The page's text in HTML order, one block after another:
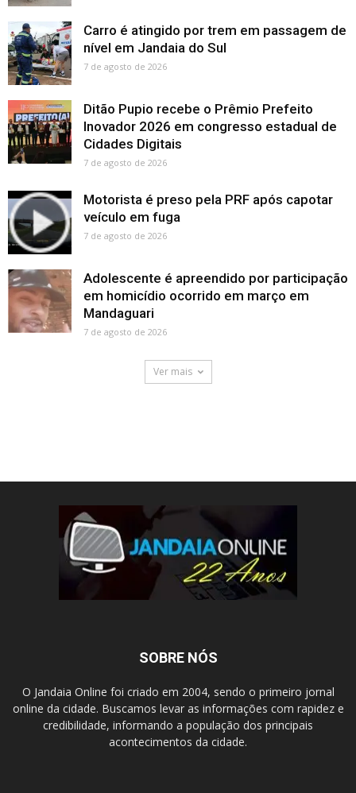
Carro é atingido por trem em passagem de
nível em Jandaia do Sul
7 de agosto de 2026
Ditão Pupio recebe o Prêmio Prefeito
Inovador 2026 em congresso estadual de
Cidades Digitais
7 de agosto de 2026
Motorista é preso pela PRF após capotar
veículo em fuga
7 de agosto de 2026
Adolescente é apreendido por participação
em homicídio ocorrido em março em
Mandaguari
7 de agosto de 2026
Ver mais
SOBRE NÓS
O Jandaia Online foi criado em 2004, sendo o primeiro jornal
online da cidade. Buscamos levar as informações com rapidez e
credibilidade, informando a população dos principais
acontecimentos da cidade.